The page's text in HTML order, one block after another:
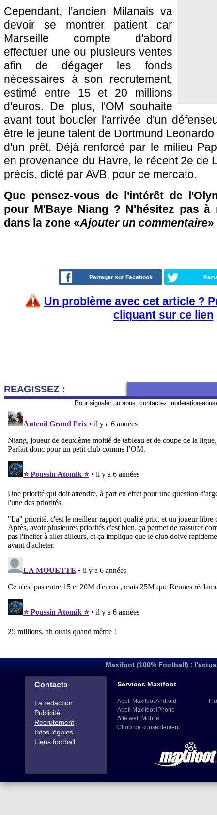
Cependant, l'ancien Milanais va
devoir se montrer patient car
Marseille compte d'abord
effectuer une ou plusieurs ventes
afin de dégager les fonds
nécessaires à son recrutement,
estimé entre 15 et 20 millions
d'euros. De plus, l'OM souhaite
avant tout boucler l'arrivée d'un
être le jeune talent de Dortmund
d'un prêt. Déjà renforcé par le milieu
en provenance du Havre, le récent 2e de
précis, dicté par AVB, pour ce mercato.
Que pensez-vous de l'intérêt de
pour M'Baye Niang ? N'hésitez pas à
dans la zone «Ajouter un commentaire
Partager sur Facebook
Un problème avec cet article ?
cliquant sur ce lien
REAGISSEZ :
Pour signaler un abus, contactez moderation-
Maxifoot (100% Football) :
Contacts
La rédaction
Publicité
Recrutement
Infos légales
Liens football
Services Maxifoot
Appli Maxifoot Android
Appli Maxifoot iPhone
Site web Mobile
Choix de consentement